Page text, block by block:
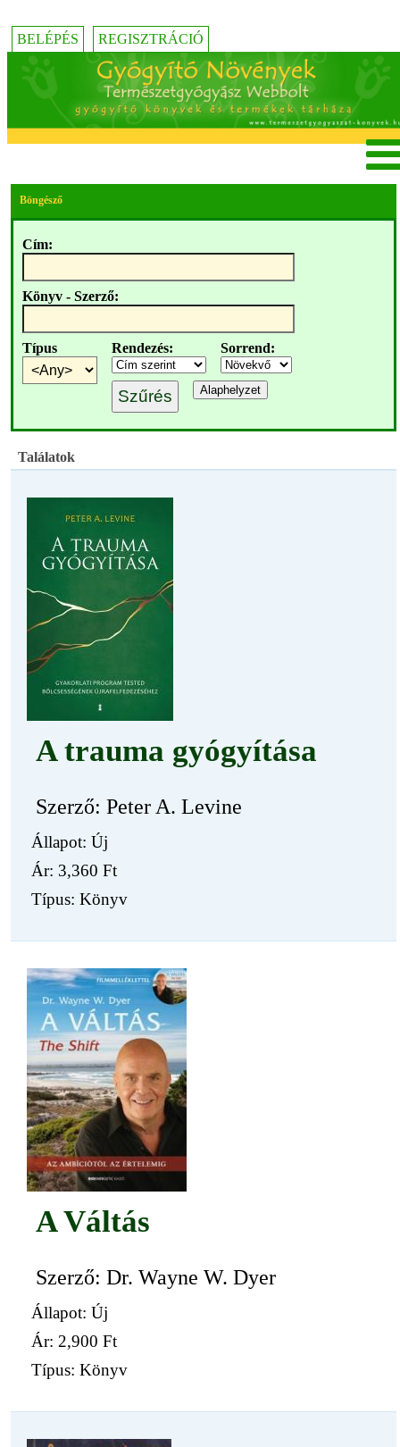
BELÉPÉS REGISZTRÁCIÓ
Böngésző
Cím:
Könyv - Szerző:
Típus Rendezés: Sorrend:
Találatok
A trauma gyógyítása
Szerző: Peter A. Levine
Állapot: Új
Ár: 3,360 Ft
Típus: Könyv
A Váltás
Szerző: Dr. Wayne W. Dyer
Állapot: Új
Ár: 2,900 Ft
Típus: Könyv